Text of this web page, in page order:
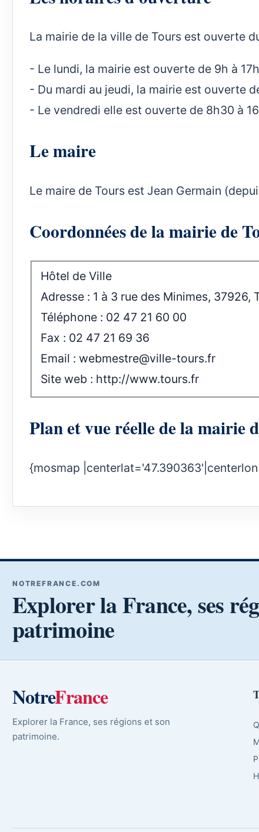
La mairie de la ville de Tours est ouverte
- Le lundi, la mairie est ouverte de 9h à
- Du mardi au jeudi, la mairie est ouverte
- Le vendredi elle est ouverte de 8h30 à
Le maire
Le maire de Tours est Jean Germain
Coordonnées de la mairie de
Hôtel de Ville
Adresse : 1 à 3 rue des Minimes, 37926,
Téléphone : 02 47 21 60 00
Fax : 02 47 21 69 36
Email : webmestre@ville-tours.fr
Site web : http://www.tours.fr
Plan et vue réelle de la mairie
{mosmap
NOTREFRANCE.COM
Explorer la France, ses
patrimoine
NotreFrance
Explorer la France, ses régions et son
patrimoine.